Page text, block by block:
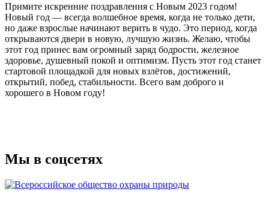
Примите искренние поздравления с Новым 2023 годом!
Новый год — всегда волшебное время, когда не только дети,
но даже взрослые начинают верить в чудо. Это период, когда
открываются двери в новую, лучшую жизнь. Желаю, чтобы
этот год принес вам огромный заряд бодрости, железное
здоровье, душевный покой и оптимизм. Пусть этот год станет
стартовой площадкой для новых взлётов, достижений,
открытий, побед, стабильности. Всего вам доброго и
хорошего в Новом году!
Мы в соцсетях